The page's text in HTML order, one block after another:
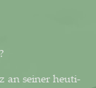
an seiner heu­ti­